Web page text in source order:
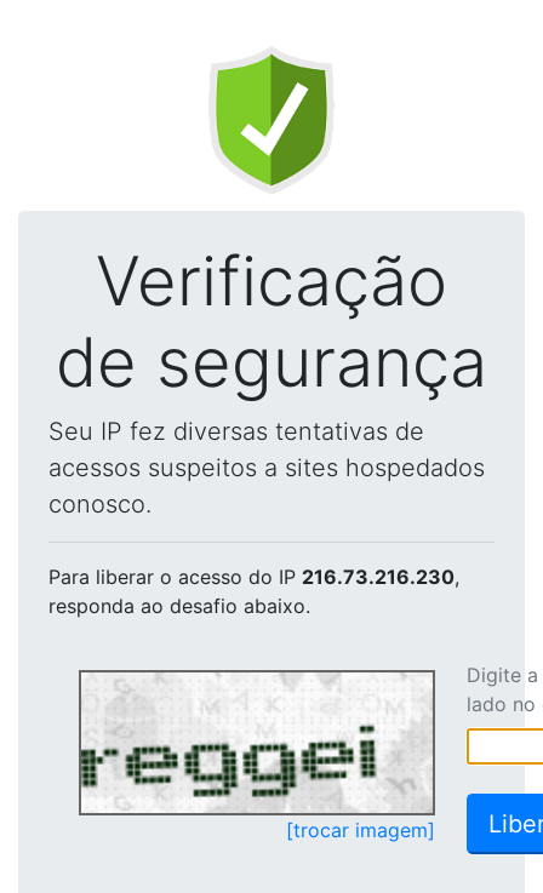
Verificação
de segurança
Seu IP fez diversas tentativas de
acessos suspeitos a sites hospedados
conosco.
Para liberar o acesso do IP 216.73.216.230,
responda ao desafio abaixo.
[trocar imagem]
Digite
lado no